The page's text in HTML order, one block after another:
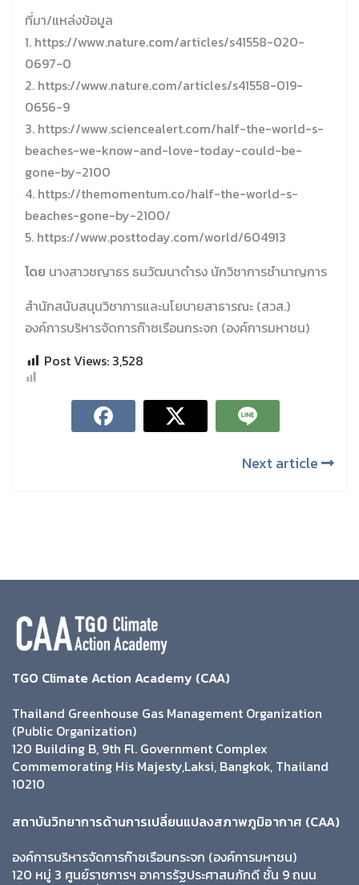
ที่มา/แหล่งข้อมูล
1. https://www.nature.com/articles/s41558-020-
0697-0
2. https://www.nature.com/articles/s41558-019-
0656-9
3. https://www.sciencealert.com/half-the-world-s-
beaches-we-know-and-love-today-could-be-
gone-by-2100
4. https://themomentum.co/half-the-world-s-
beaches-gone-by-2100/
5. https://www.posttoday.com/world/604913
โดย นางสาวชญาธร ธนวัฒนาดำรง นักวิชาการชำนาญการ
สำนักสนับสนุนวิชาการและนโยบายสาธารณะ (สวส.)
องค์การบริหารจัดการก๊าซเรือนกระจก (องค์การมหาชน)
Post Views: 3,528
Next article
TGO Climate Action Academy (CAA)
Thailand Greenhouse Gas Management Organization
(Public Organization)
120 Building B, 9th Fl. Government Complex
Commemorating His Majesty,Laksi, Bangkok, Thailand
10210
สถาบันวิทยาการด้านการเปลี่ยนแปลงสภาพภูมิอากาศ (CAA)
องค์การบริหารจัดการก๊าซเรือนกระจก (องค์การมหาชน)
120 หมู่ 3 ศูนย์ราชการฯ อาคารรัฐประศาสนภักดี ชั้น 9 ถนน